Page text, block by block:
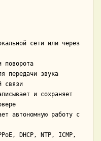
сети или через
поворота
передачи звука
связи
и сохраняет
автономную работу с
DHCP, NTP, ICMP,